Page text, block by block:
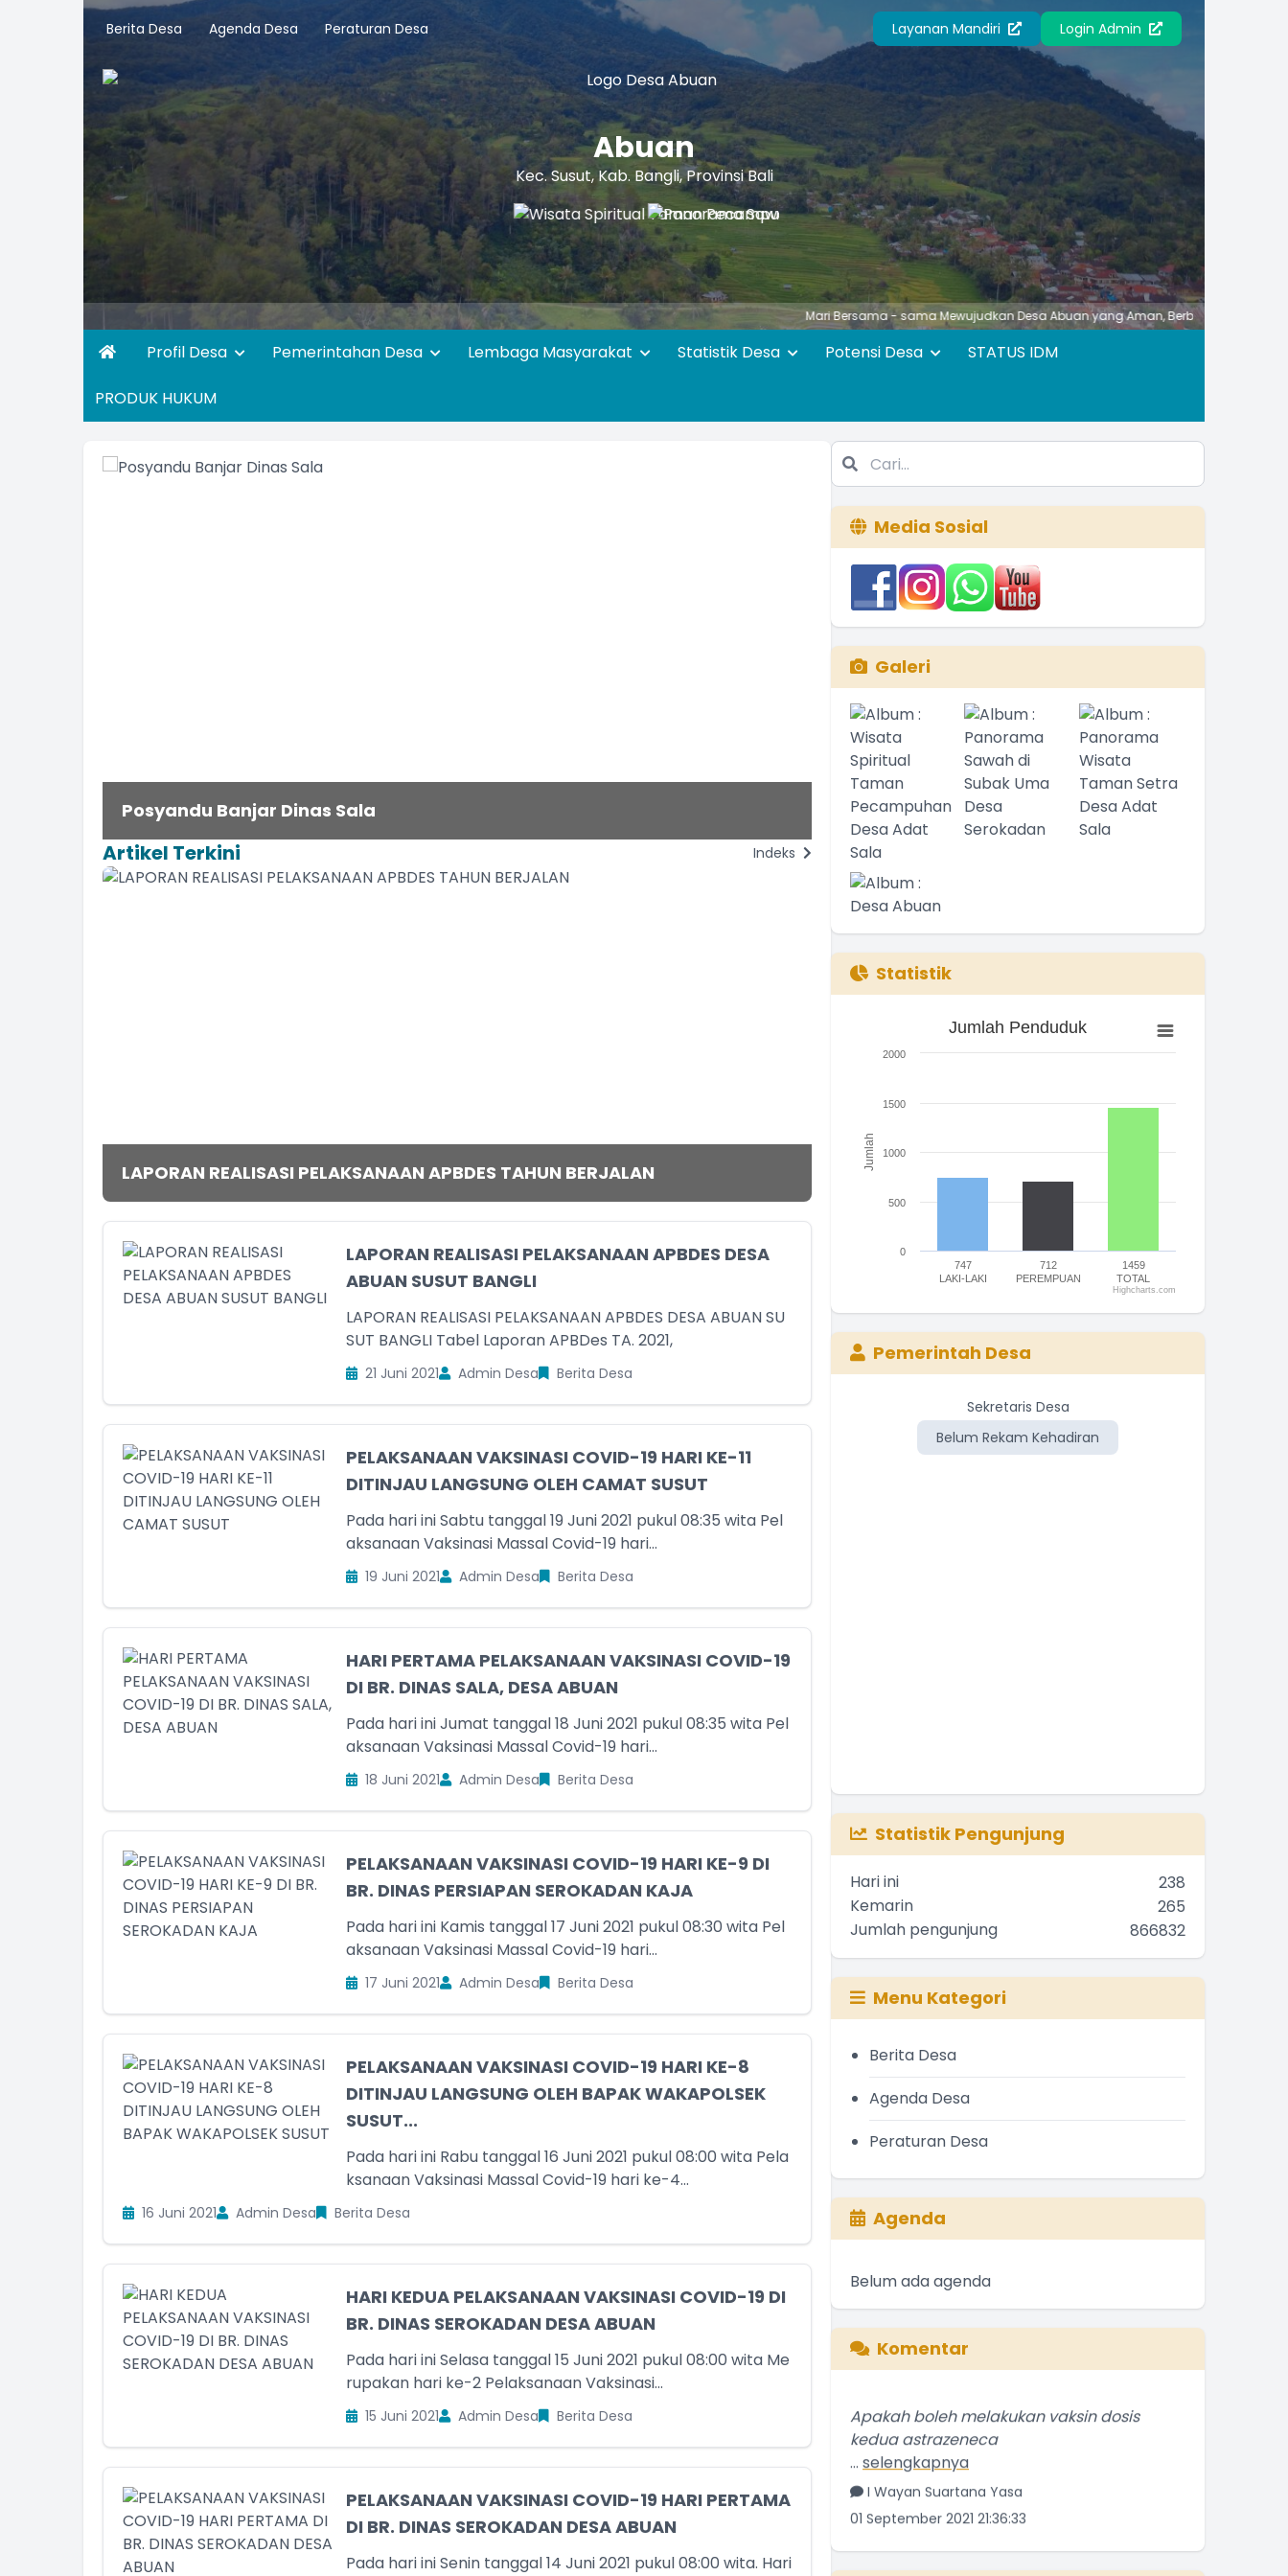
Berita Desa Agenda Desa Peraturan Desa Layanan Mandiri Login Admin
Abuan
Kec. Susut, Kab. Bangli, Provinsi Bali
Mari Bersama - sama Mewujudkan Desa Abuan yang Aman, Berbudaya, Unggul, Asri dan
Profil Desa Pemerintahan Desa Lembaga Masyarakat Statistik Desa Potensi Desa STATUS IDM
PRODUK HUKUM
Posyandu Banjar Dinas Sala
Posyandu Lansia Banjar Dinas Abuan Kauh,
Kesehatan Lansia
Artikel Terkini Indeks
LAPORAN REALISASI PELAKSANAAN APBDES TAHUN BERJALAN
LAPORAN REALISASI PELAKSANAAN APBDES DESA
ABUAN SUSUT BANGLI
LAPORAN REALISASI PELAKSANAAN APBDES DESA ABUAN SU
SUT BANGLI Tabel Laporan APBDes TA. 2021,
21 Juni 2021 Admin Desa Berita Desa
PELAKSANAAN VAKSINASI COVID-19 HARI KE-11
DITINJAU LANGSUNG OLEH CAMAT SUSUT
Pada hari ini Sabtu tanggal 19 Juni 2021 pukul 08:35 wita Pel
aksanaan Vaksinasi Massal Covid-19 hari...
19 Juni 2021 Admin Desa Berita Desa
HARI PERTAMA PELAKSANAAN VAKSINASI COVID-19
DI BR. DINAS SALA, DESA ABUAN
Pada hari ini Jumat tanggal 18 Juni 2021 pukul 08:35 wita Pel
aksanaan Vaksinasi Massal Covid-19 hari...
18 Juni 2021 Admin Desa Berita Desa
PELAKSANAAN VAKSINASI COVID-19 HARI KE-9 DI
BR. DINAS PERSIAPAN SEROKADAN KAJA
Pada hari ini Kamis tanggal 17 Juni 2021 pukul 08:30 wita Pel
aksanaan Vaksinasi Massal Covid-19 hari...
17 Juni 2021 Admin Desa Berita Desa
PELAKSANAAN VAKSINASI COVID-19 HARI KE-8
DITINJAU LANGSUNG OLEH BAPAK WAKAPOLSEK
SUSUT...
Pada hari ini Rabu tanggal 16 Juni 2021 pukul 08:00 wita Pela
ksanaan Vaksinasi Massal Covid-19 hari ke-4...
16 Juni 2021 Admin Desa Berita Desa
HARI KEDUA PELAKSANAAN VAKSINASI COVID-19 DI
BR. DINAS SEROKADAN DESA ABUAN
Pada hari ini Selasa tanggal 15 Juni 2021 pukul 08:00 wita Me
rupakan hari ke-2 Pelaksanaan Vaksinasi...
15 Juni 2021 Admin Desa Berita Desa
PELAKSANAAN VAKSINASI COVID-19 HARI PERTAMA
DI BR. DINAS SEROKADAN DESA ABUAN
Pada hari ini Senin tanggal 14 Juni 2021 pukul 08:00 wita. Hari
Media Sosial
Galeri
Statistik
Jumlah Penduduk
The chart has 1 X axis displaying categories.
Jumlah
Jumlah Penduduk
747
LAKI-LAKI
712
PEREMPUAN
1459
TOTAL
0
500
1000
1500
2000
Highcharts.com
Pemerintah Desa
Staff Desa
Belum Rekam Kehadiran
Kepala Desa
Sekretaris Desa
Belum Rekam Kehadiran
Statistik Pengunjung
Hari ini
238
Kemarin
265
Jumlah pengunjung
866832
Menu Kategori
Berita Desa
Agenda Desa
Peraturan Desa
Agenda
Belum ada agenda
Komentar
kedua astrazeneca
...selengkapnya
I Wayan Suartana Yasa
01 September 2021 21:36:33
Selamat atas keberhasilan Senggigi
merayakan Hari Kemerdeakaan